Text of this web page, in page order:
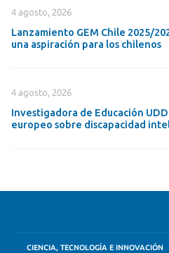
4 agosto, 2026
Lanzamiento GEM Chile 2025/
una aspiración para los chilenos
4 agosto, 2026
Investigadora de Educación
europeo sobre discapacidad
CIENCIA, TECNOLOGÍA E INNOVACIÓN